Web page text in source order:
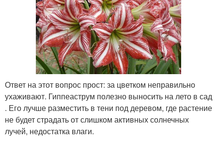
Ответ на этот вопрос прост: за цветком неправильно
ухаживают. Гиппеаструм полезно выносить на лето в сад
. Его лучше разместить в тени под деревом, где растение
не будет страдать от слишком активных солнечных
лучей, недостатка влаги.